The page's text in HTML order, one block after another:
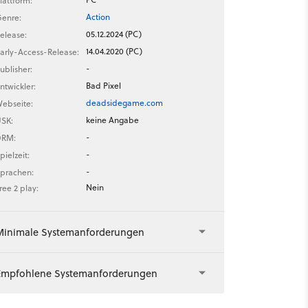
Action
05.12.2024 (PC)
Access-Release:
14.04.2020 (PC)
-
Bad Pixel
deadsidegame.com
keine Angabe
-
-
-
2 play:
Nein
Systemanforderungen
Systemanforderungen